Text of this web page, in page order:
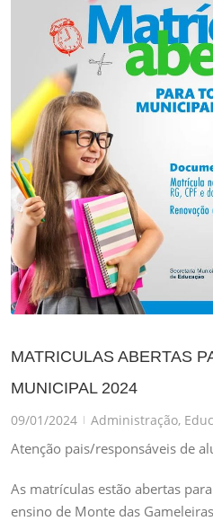
MATRICULAS ABERTAS
MUNICIPAL 2024
09/01/2024 | Administração,
Atenção pais/responsáveis de
As matrículas estão abertas
ensino de Monte das